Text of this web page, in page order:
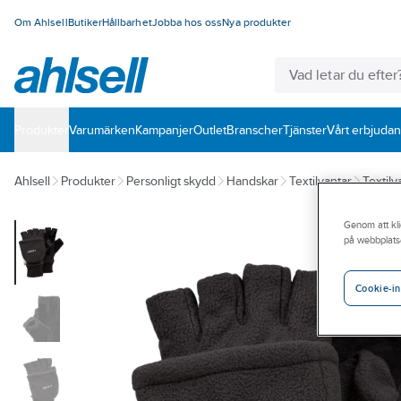
Om AhlsellButikerHållbarhetJobba hos ossNya produkter
VarumärkenKampanjerOutletBranscherTjänsterVårt
Ahlsell Produkter Personligt skydd Handskar Textilvantar
Genom att
på
Cookie-